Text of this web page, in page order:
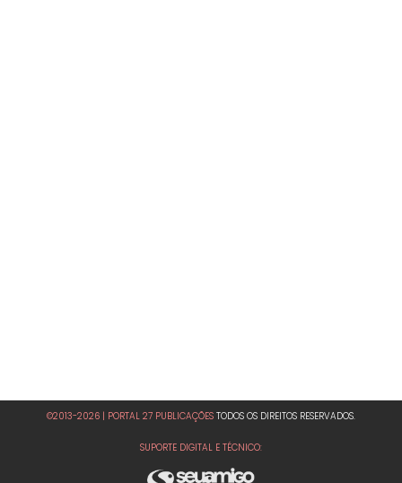
©2013-2026 | PORTAL 27 PUBLICAÇÕES TODOS OS DIREITOS RESERVADOS.
SUPORTE DIGITAL E TÉCNICO: